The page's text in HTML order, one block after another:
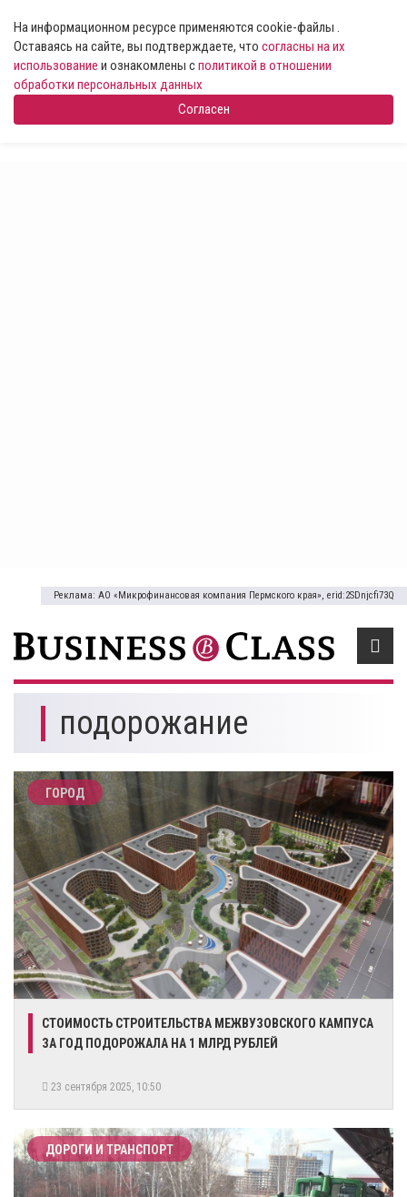
На информационном ресурсе применяются cookie-файлы .
Оставаясь на сайте, вы подтверждаете, что согласны на их
использование и ознакомлены сполитикой в отношении
обработки персональных данных
Согласен
Реклама: АО «Микрофинансовая компания Пермского края», erid:2SDnjcfi73Q
подорожание
ГОРОД
СТОИМОСТЬ СТРОИТЕЛЬСТВА МЕЖВУЗОВСКОГО КАМПУСА
ЗА ГОД ПОДОРОЖАЛА НА 1 МЛРД РУБЛЕЙ
23 сентября 2025, 10:50
ДОРОГИ И ТРАНСПОРТ